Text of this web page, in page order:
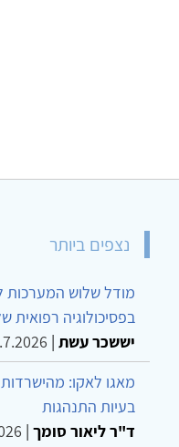
נצפים ביותר
מודל שלוש המערכות
בפסיכולוגיה רפואית
יששכר עשת |
מאגו לאקו:
בעיות התנהגות
ד"ר ליאור סומך |